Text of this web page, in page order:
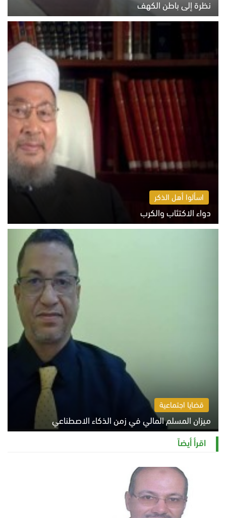
نظرة إلى باطن الكهف
السبت 8 أغسطس 2026 11:04 ص
اسألوا أهل الذكر
دواء الاكتئاب والكرب
السبت 8 أغسطس 2026 10:54 ص
قضايا اجتماعية
ميزان المسلم المالي في زمن الذكاء الاصطناعي
السبت 8 أغسطس 2026 11:21 ص
اقرأ أيضاً